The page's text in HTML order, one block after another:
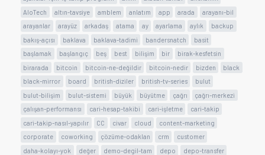
AloTech
altın-tavsiye amblem anlatım app arada
arayanı-bil
arayanlar
arayüz arkadaş atama ay ayarlama aylık
backup
bakış-açısı
baklava baklava-tadimi bandersnatch
basit
başlamak
başlangıç beş best bilişim bir
birak-kesfetsin
birarada
bitcoin bitcoin-ne-değildir bitcoin-nedir bizden
black
black-mirror
board british-diziler british-tv-series
bulut
bulut-bilişim
bulut-sistemi büyük büyütme çağrı
çağrı-merkezi
çalışan-performansı
cari-hesap-takibi cari-işletme
cari-takip
cari-takip-nasıl-yapılır
CC civar cloud
content-marketing
corporate
coworking çözüme-odaklan crm
customer
daha-kolayı-yok
değer demo-degil-tam depo
depo-transfer